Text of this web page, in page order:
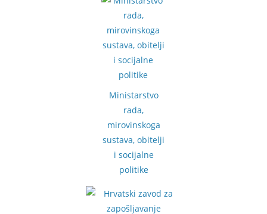
Ministarstvo
rada,
mirovinskoga
sustava, obitelji
i socijalne
politike